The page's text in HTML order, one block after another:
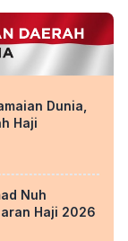
Dunia,
Haji
Nuh
Haji 2026